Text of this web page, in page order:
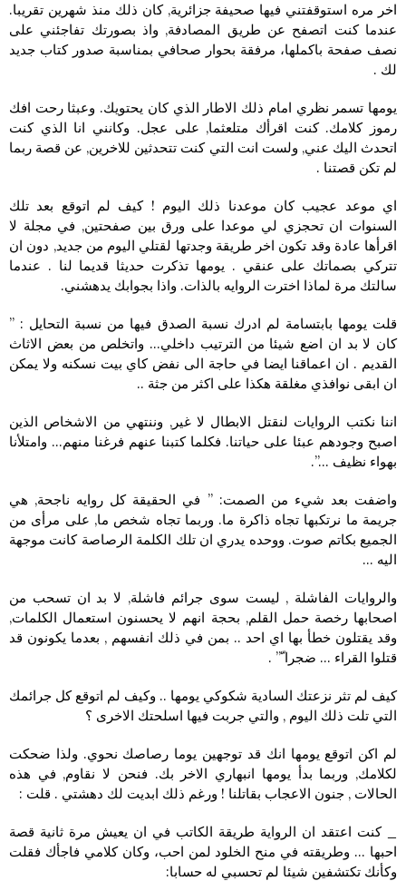
اخر مره استوقفتني فيها صحيفة جزائرية, كان ذلك منذ شهرين تقريبا.
عندما كنت اتصفح عن طريق المصادفة, واذ بصورتك تفاجئني على
نصف صفحة باكملها، مرفقة بحوار صحافي بمناسبة صدور كتاب جديد
لك .
يومها تسمر نظري امام ذلك الاطار الذي كان يحتويك. وعبثا رحت افك
رموز كلامك. كنت اقرأك متلعثما, على عجل. وكانني انا الذي كنت
اتحدث اليك عني, ولست انت التي كنت تتحدثين للاخرين, عن قصة ربما
لم تكن قصتنا .
اي موعد عجيب كان موعدنا ذلك اليوم ! كيف لم اتوقع بعد تلك
السنوات ان تحجزي لي موعدا على ورق بين صفحتين, في مجلة لا
اقرأها عادة وقد تكون اخر طريقة وجدتها لقتلي اليوم من جديد, دون ان
تتركي بصماتك على عنقي . يومها تذكرت حديثا قديما لنا . عندما
سالتك مرة لماذا اخترت الروايه بالذات. واذا بجوابك يدهشني.
قلت يومها بابتسامة لم ادرك نسبة الصدق فيها من نسبة التحايل : ”
كان لا بد ان اضع شيئا من الترتيب داخلي… واتخلص من بعض الاثاث
القديم . ان اعماقنا ايضا في حاجة الى نفض كاي بيت نسكنه ولا يمكن
ان ابقى نوافذي مغلقة هكذا على اكثر من جثة ..
اننا نكتب الروايات لنقتل الابطال لا غير, وننتهي من الاشخاص الذين
اصبح وجودهم عبئا على حياتنا. فكلما كتبنا عنهم فرغنا منهم… وامتلأنا
بهواء نظيف …”.
واضفت بعد شيء من الصمت: ” في الحقيقة كل روايه ناجحة, هي
جريمة ما نرتكبها تجاه ذاكرة ما. وربما تجاه شخص ما, على مرأى من
الجميع بكاتم صوت. ووحده يدري ان تلك الكلمة الرصاصة كانت موجهة
اليه …
والروايات الفاشلة , ليست سوى جرائم فاشلة, لا بد ان تسحب من
اصحابها رخصة حمل القلم, بحجة انهم لا يحسنون استعمال الكلمات,
وقد يقتلون خطأ بها اي احد .. بمن في ذلك انفسهم , بعدما يكونون قد
قتلوا القراء … ضجرا ّ” .
كيف لم تثر نزعتك السادية شكوكي يومها .. وكيف لم اتوقع كل جرائمك
التي تلت ذلك اليوم , والتي جربت فيها اسلحتك الاخرى ؟
لم اكن اتوقع يومها انك قد توجهين يوما رصاصك نحوي. ولذا ضحكت
لكلامك, وربما بدأ يومها انبهاري الاخر بك. فنحن لا نقاوم, في هذه
الحالات , جنون الاعجاب بقاتلنا ! ورغم ذلك ابديت لك دهشتي . قلت :
_ كنت اعتقد ان الرواية طريقة الكاتب في ان يعيش مرة ثانية قصة
احبها … وطريقته في منح الخلود لمن احب، وكان كلامي فاجأك فقلت
وكأنك تكتشفين شيئا لم تحسبي له حسابا: